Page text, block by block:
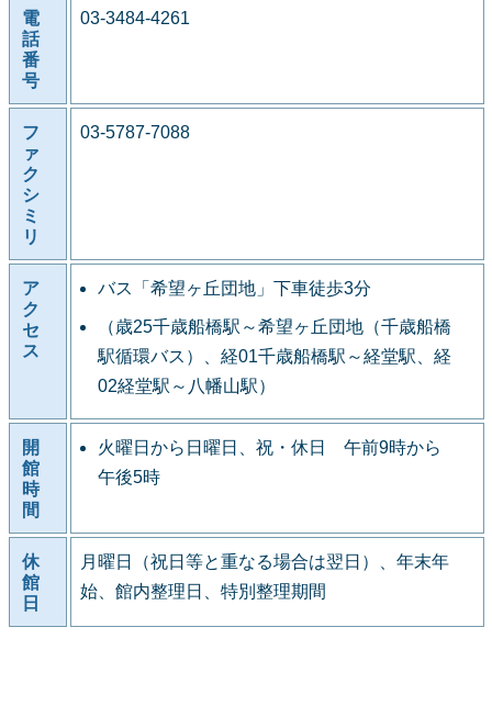
電
話
番
号
03-3484-4261
フ
ァ
ク
シ
ミ
リ
03-5787-7088
ア
ク
セ
ス
バス「希望ヶ丘団地」下車徒歩3分
（歳25千歳船橋駅～希望ヶ丘団地（千歳船橋
駅循環バス）、経01千歳船橋駅～経堂駅、経
02経堂駅～八幡山駅）
開
館
時
間
火曜日から日曜日、祝・休日 午前9時から
午後5時
休
館
日
月曜日（祝日等と重なる場合は翌日）、年末年
始、館内整理日、特別整理期間